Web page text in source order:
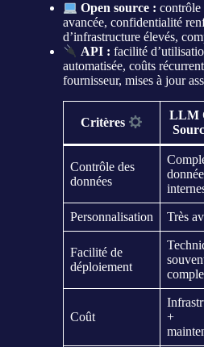
Open source : contrôle
avancée, confidentialité
d’infrastructure élevés,
API : facilité
automatisée, coûts
fournisseur, mises à jour
Critères
LLM
Contrôle des
données
Personnalisation Très
Facilité de
déploiement
Coût
+